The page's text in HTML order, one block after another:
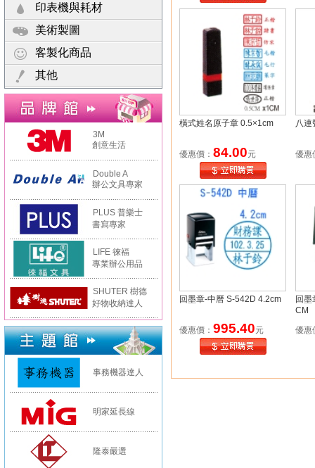
印表機與耗材
美術製圖
客製化商品
其他
3M
創意生活
Double A
辦公文具專家
PLUS 普樂士
書寫專家
LIFE 徠福
專業辦公用品
SHUTER 樹德
好物收納達人
事務機器達人
明家延長線
隆泰嚴選
橫式姓名原子章 0.5×1cm
優惠價： 84.00元
八連
優惠
回墨章-中曆 S-542D 4.2cm
優惠價： 995.40元
回
CM
優惠